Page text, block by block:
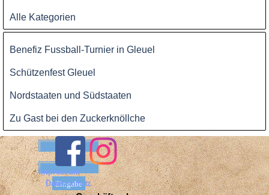
Alle Kategorien
Benefiz Fussball-Turnier in Gleuel
Schützenfest Gleuel
Nordstaaten und Südstaaten
Zu Gast bei den Zuckerknöllche
Benutzername:
Passwort:
Impressum
Datenschutz